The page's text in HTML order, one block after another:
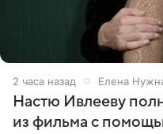
2 часа назад Елена
Настю Ивлееву
из фильма с